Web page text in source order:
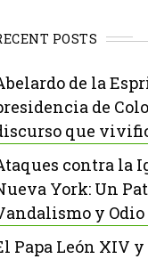
POSTS
de la
de
que
contra la
York: Un
y Odio
Papa León XIV